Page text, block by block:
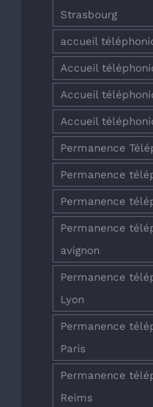
Strasbourg
accueil
Accueil
Accueil
Accueil
Permanence
Permanence
Permanence
Permanence
avignon
Permanence
Lyon
Permanence
Paris
Permanence
Reims